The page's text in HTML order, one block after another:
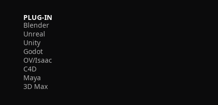
PLUG-IN
Blender
Unreal
Unity
Godot
OV/Isaac
C4D
Maya
3D Max